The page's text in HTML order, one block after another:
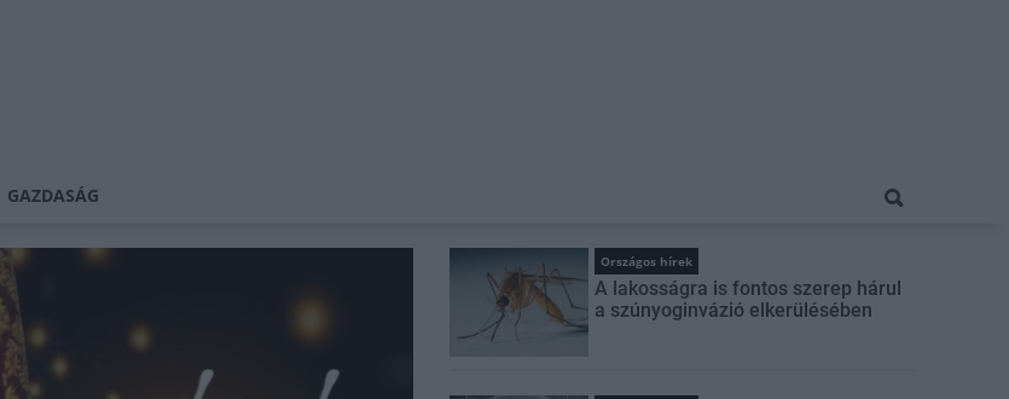
GAZDASÁG
Országos hírek
A lakosságra is fontos szerep hárul
a szúnyoginvázió elkerülésében